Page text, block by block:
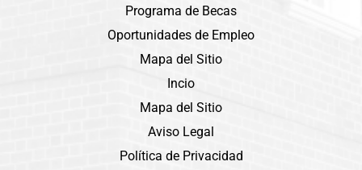
Programa de Becas
Oportunidades de Empleo
Mapa del Sitio
Incio
Mapa del Sitio
Aviso Legal
Política de Privacidad